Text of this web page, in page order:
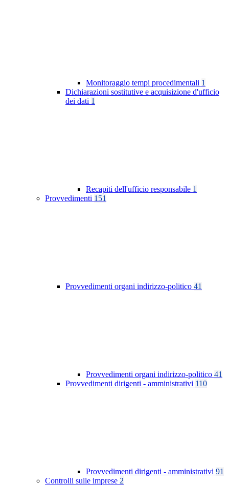
Monitoraggio tempi procedimentali 1
Dichiarazioni sostitutive e acquisizione d'ufficio
dei dati 1
Recapiti dell'ufficio responsabile 1
Provvedimenti 151
Provvedimenti organi indirizzo-politico 41
Provvedimenti organi indirizzo-politico 41
Provvedimenti dirigenti - amministrativi 110
Provvedimenti dirigenti - amministrativi 91
Controlli sulle imprese 2